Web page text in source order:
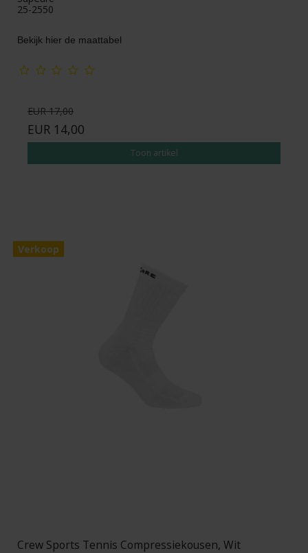
25-2550
Bekijk hier de maattabel
EUR 17,00
EUR 14,00
Toon artikel
Verkoop
Crew Sports Tennis Compressiekousen, Wit